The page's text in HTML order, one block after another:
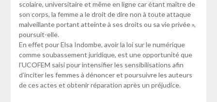
scolaire, universitaire et même en ligne car étant maître de
son corps, la femme a le droit de dire non à toute attaque
malveillante portant atteinte à ses droits ou sa vie privée »,
poursuit-elle.
En effet pour Elsa Indombe, avoir la loi sur le numérique
comme soubassement juridique, est une opportunité que
l’UCOFEM saisi pour intensifier les sensibilisations afin
d’inciter les femmes à dénoncer et poursuivre les auteurs
de ces actes et obtenir réparation après un préjudice.